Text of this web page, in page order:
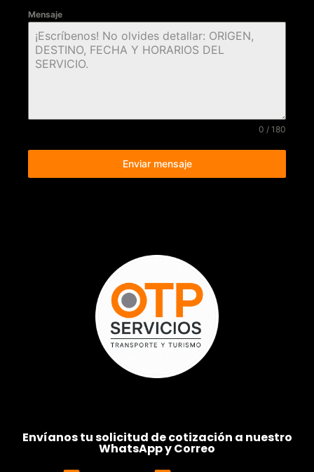
Mensaje
0 / 180
Enviar mensaje
Envíanos tu solicitud de cotización a nuestro
WhatsApp y Correo